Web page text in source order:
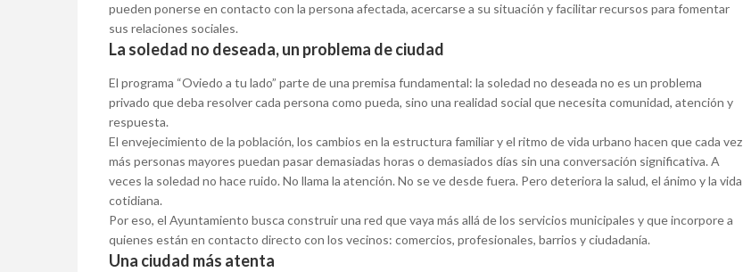
pueden ponerse en contacto con la persona afectada, acercarse a su situación y facilitar recursos para fomentar
sus relaciones sociales.
La soledad no deseada, un problema de ciudad
El programa “Oviedo a tu lado” parte de una premisa fundamental: la soledad no deseada no es un problema
privado que deba resolver cada persona como pueda, sino una realidad social que necesita comunidad, atención y
respuesta.
El envejecimiento de la población, los cambios en la estructura familiar y el ritmo de vida urbano hacen que cada vez
más personas mayores puedan pasar demasiadas horas o demasiados días sin una conversación significativa. A
veces la soledad no hace ruido. No llama la atención. No se ve desde fuera. Pero deteriora la salud, el ánimo y la vida
cotidiana.
Por eso, el Ayuntamiento busca construir una red que vaya más allá de los servicios municipales y que incorpore a
quienes están en contacto directo con los vecinos: comercios, profesionales, barrios y ciudadanía.
Una ciudad más atenta